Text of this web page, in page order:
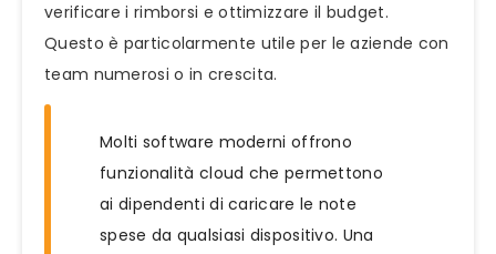
verificare i rimborsi e ottimizzare il budget.
Questo è particolarmente utile per le aziende con
team numerosi o in crescita.
Molti software moderni offrono
funzionalità cloud che permettono
ai dipendenti di caricare le note
spese da qualsiasi dispositivo. Una